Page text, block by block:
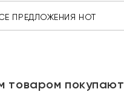
ПРЕДЛОЖЕНИЯ HOT
товаром покупают